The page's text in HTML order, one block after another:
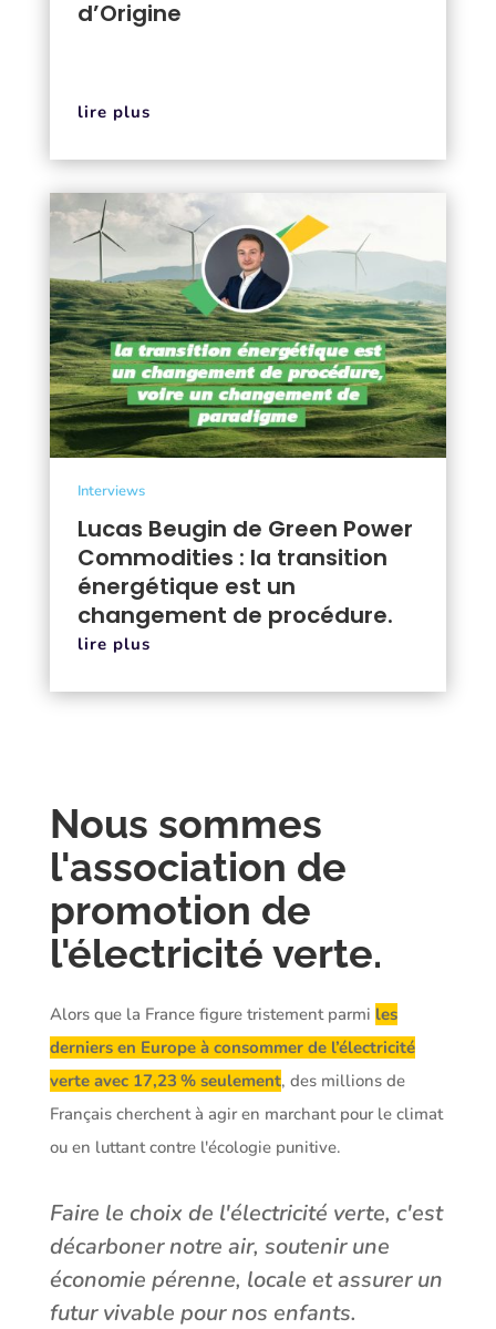
d’Origine
lire plus
Lucas Beugin de Green Power
Commodities : la transition
énergétique est un
changement de procédure.
Interviews
lire plus
Nous sommes
l'association de
promotion de
l'électricité verte.
Alors que la France figure tristement parmi les
derniers en Europe à consommer de l’électricité
verte avec 17,23 % seulement, des millions de
Français cherchent à agir en marchant pour le climat
ou en luttant contre l'écologie punitive.
Faire le choix de l'électricité verte, c'est
décarboner notre air, soutenir une
économie pérenne, locale et assurer un
futur vivable pour nos enfants.